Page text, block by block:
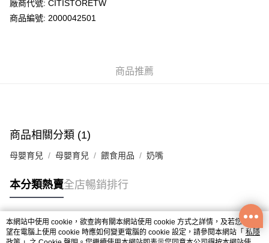
送貨方式
每筆HK$50.00，滿HK$200.00或以上免運費
UNY 門市自取
廠商代號: CITISTORETW
商品編號: 2000042501
商品推薦
商品相關分類 (1)
母嬰育兒 母嬰育兒 餵食用品 奶嘴
本分類熱賣全店暢銷排行
熱門標籤
本網站中使用 cookie，欲查詢有關本網站使用 cookie 方式之詳情，及若您不希
望在電腦上使用 cookie 時應如何變更電腦的 cookie 設定，請參閱本網站「 私隱